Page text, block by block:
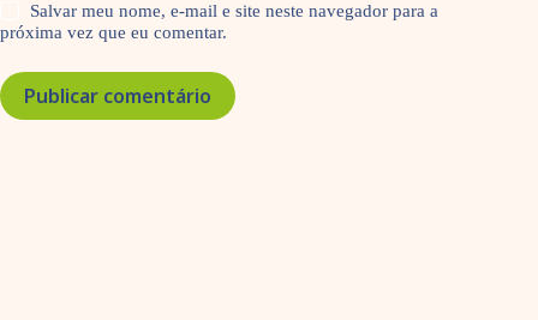
Salvar meu nome, e-mail e site neste navegador para a
próxima vez que eu comentar.
Publicar comentário